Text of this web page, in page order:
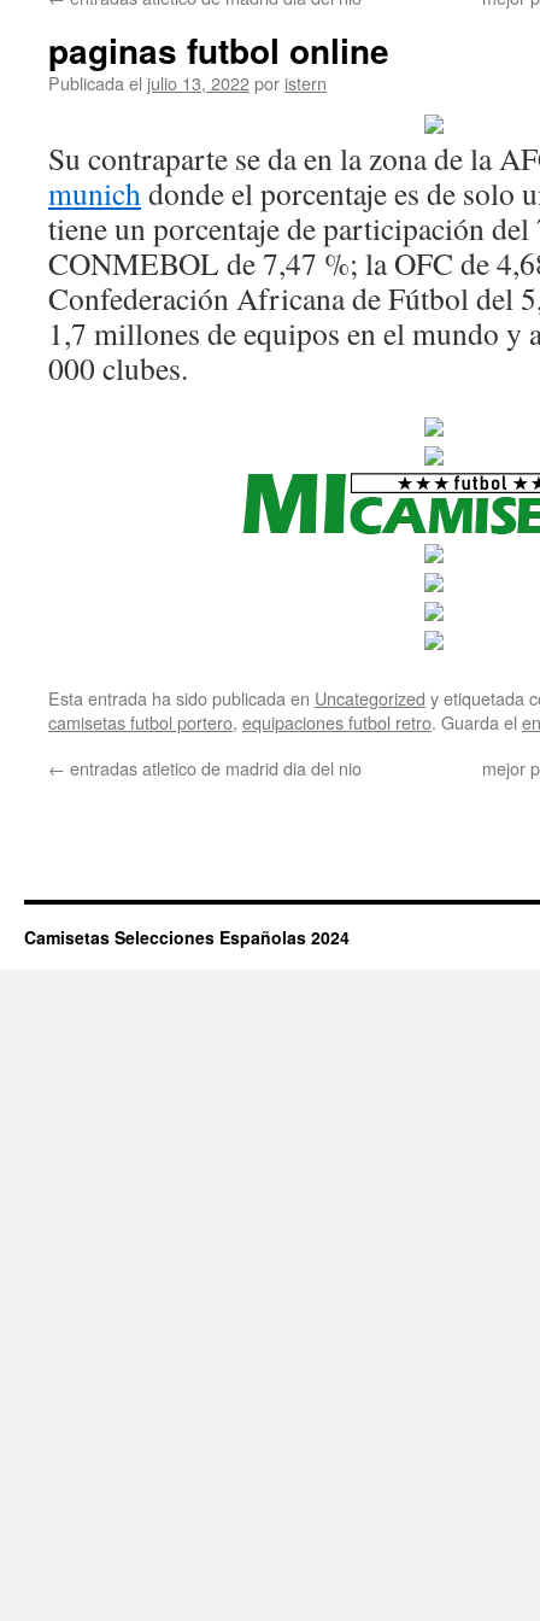
paginas futbol online
Publicada el julio 13, 2022por istern
Su contraparte se da en la zona de la
munichdonde el porcentaje es de solo
tiene un porcentaje de participación
CONMEBOL de 7,47 %; la OFC de
Confederación Africana de Fútbol del
1,7 millones de equipos en el mundo y
000 clubes.
Esta entrada ha sido publicada en Uncategorized y etiquetada
camisetas futbol portero, equipaciones futbol retro. Guarda el
← entradas atletico de madrid dia del nio mejor
Camisetas Selecciones Españolas 2024